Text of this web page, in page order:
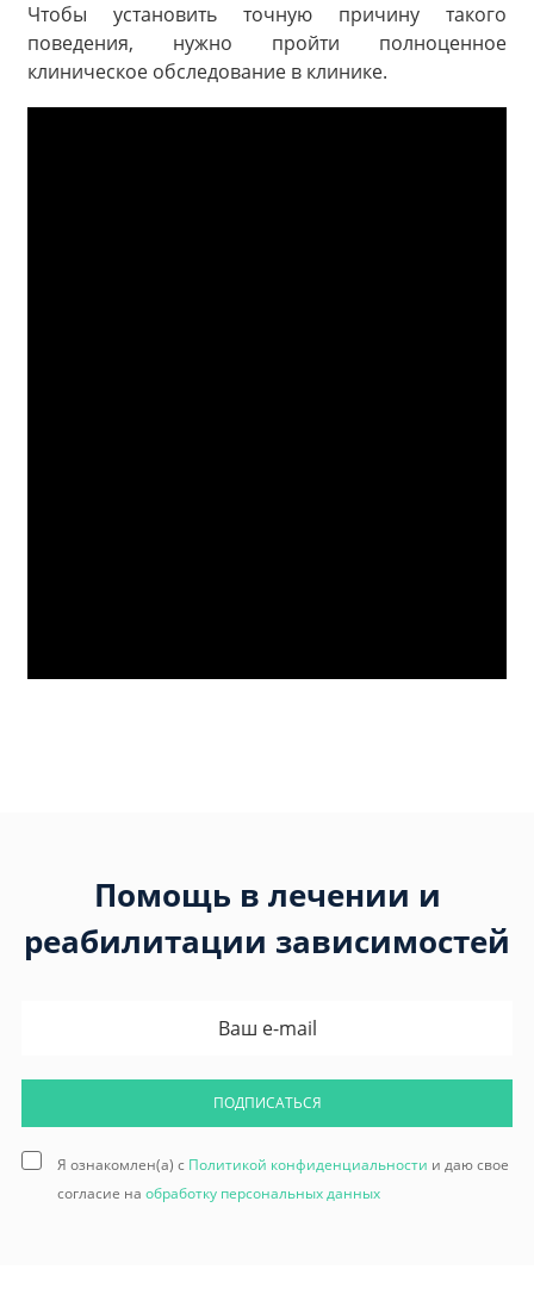
Чтобы установить точную причину такого
поведения, нужно пройти полноценное
клиническое обследование в клинике.
Помощь в лечении и
реабилитации зависимостей
ПОДПИСАТЬСЯ
Я ознакомлен(а) с Политикой конфиденциальности и даю свое
согласие на обработку персональных данных